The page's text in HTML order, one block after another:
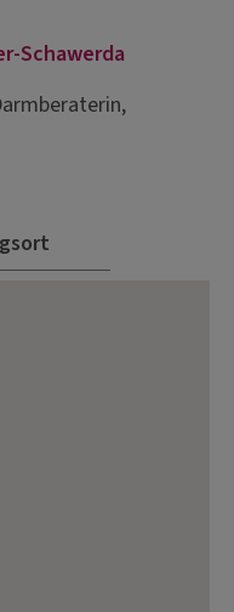
Schawerda